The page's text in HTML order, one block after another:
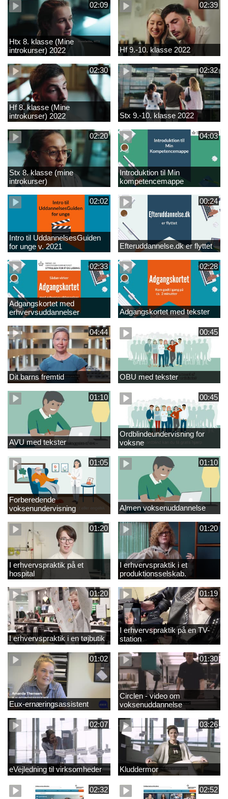
02:09
Htx 8. klasse (Mine
introkurser) 2022
02:39
Hf 9.-10. klasse 2022
02:30
Hf 8. klasse (Mine
introkurser) 2022
02:32
Stx 9.-10. klasse 2022
02:20
Stx 8. klasse (mine
introkurser)
04:03
Introduktion til Min
kompetencemappe
02:02
Intro til UddannelsesGuiden
for unge v. 2021
00:24
Efteruddannelse.dk er flyttet
02:33
Adgangskortet med
erhvervsuddannelser
02:28
Adgangskortet med tekster
04:44
Dit barns fremtid
00:45
OBU med tekster
01:10
AVU med tekster
00:45
Ordblindeundervisning for
voksne
01:05
Forberedende
voksenundervisning
01:10
Almen voksenuddannelse
01:20
I erhvervspraktik på et
hospital
01:20
I erhvervspraktik i et
produktionsselskab.
01:20
I erhvervspraktik i en tøjbutik
01:19
I erhvervspraktik på en TV-
station
01:02
Eux-ernæringsassistent
01:30
Circlen - video om
voksenuddannelse
02:07
eVejledning til virksomheder
03:26
Kluddermor
02:32 02:52